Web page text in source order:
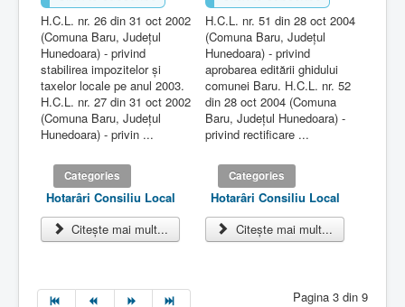
H.C.L. nr. 26 din 31 oct 2002
(Comuna Baru, Judeţul
Hunedoara) - privind
stabilirea impozitelor şi
taxelor locale pe anul 2003.
H.C.L. nr. 27 din 31 oct 2002
(Comuna Baru, Judeţul
Hunedoara) - privin ...
Categories
Hotarâri Consiliu Local
Citește mai mult...
H.C.L. nr. 51 din 28 oct 2004
(Comuna Baru, Judeţul
Hunedoara) - privind
aprobarea editării ghidului
comunei Baru. H.C.L. nr. 52
din 28 oct 2004 (Comuna
Baru, Judeţul Hunedoara) -
privind rectificare ...
Categories
Hotarâri Consiliu Local
Citește mai mult...
Pagina 3 din 9